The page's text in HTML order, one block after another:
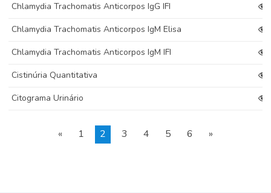
Chlamydia Trachomatis Anticorpos IgG IFI
Chlamydia Trachomatis Anticorpos IgM Elisa
Chlamydia Trachomatis Anticorpos IgM IFI
Cistinúria Quantitativa
Citograma Urinário
« 1 2 3 4 5 6 »